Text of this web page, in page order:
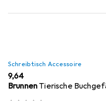
Schreibtisch Accessoire
EUR
9,64
Brunnen Tierische